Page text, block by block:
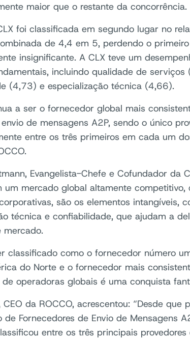
maior que o restante da concorrência.
foi classificada em segundo lugar no
de 4,4 em 5, perdendo o
insignificante. A CLX teve um
incluindo qualidade de
(4,73) e especialização técnica (4,66).
a ser o fornecedor global mais
de mensagens A2P, sendo o único
entre os três primeiros em cada um
Evangelista-Chefe e Cofundador da
um mercado global altamente competitivo,
são os elementos intangíveis,
técnica e confiabilidade, que ajudam a
mercado.
classificado como o fornecedor número
do Norte e o fornecedor mais
operadoras globais é uma conquista
CEO da ROCCO, acrescentou: “Desde
de Fornecedores de Envio de Mensagens
entre os três principais provedores